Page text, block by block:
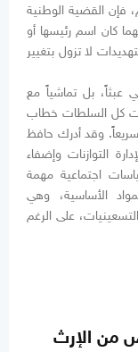
فإن القضية الوطنية
كان اسم رئيسها أو
لا تزول بتغيير
عبثاً، بل تماشياً مع
كل السلطات خطاب
وقد أدرك حافظ
التوازنات وإضفاء
اجتماعية مهمة
الأساسية، وهي
على الرغم
من الإرث